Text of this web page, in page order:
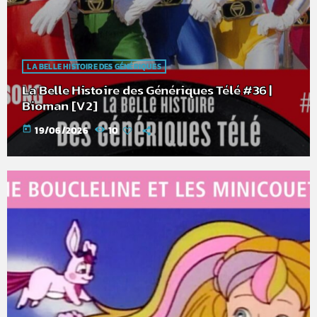
LA BELLE HISTOIRE DES GÉNÉRIQUES
La Belle Histoire des Génériques Télé #36 |
Bioman [V2]
today 19/06/2026 10